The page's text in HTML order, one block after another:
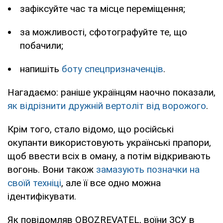
зафіксуйте час та місце переміщення;
за можливості, сфотографуйте те, що
побачили;
напишіть боту спецпризначенців.
Нагадаємо: раніше українцям наочно показали,
як відрізнити дружній вертоліт від ворожого.
Крім того, стало відомо, що російські
окупанти використовують українські прапори,
щоб ввести всіх в оману, а потім відкривають
вогонь. Вони також замазують позначки на
своїй техніці, але її все одно можна
ідентифікувати.
Як повідомляв OBOZREVATEL, воїни ЗСУ в